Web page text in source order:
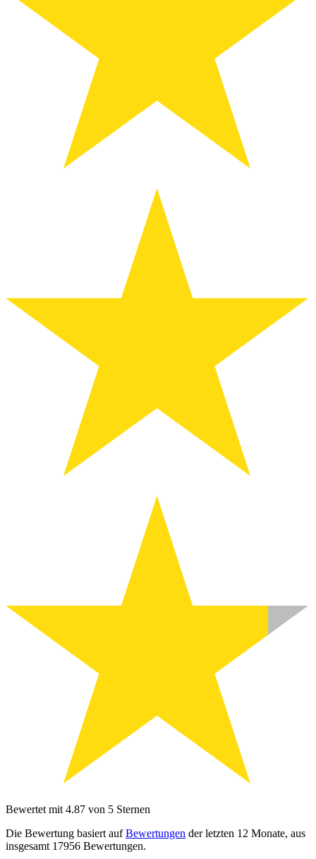
Bewertet mit 4.87 von 5 Sternen
Die Bewertung basiert aufBewertungen der letzten 12 Monate, aus
insgesamt 17956 Bewertungen.